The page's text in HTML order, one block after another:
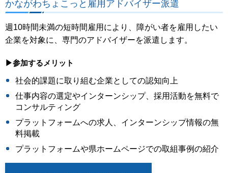
かながわちょこっと雇用アドバイザー派遣
週10時間未満の短時間雇用により、障がい者を雇用したい
企業を対象に、専門のアドバイザーを派遣します。
▶参加するメリット
社会的課題に取り組む企業としての認知向上
仕事内容の選定やインターンシップ、採用活動を無料で
コンサルティング
プラットフォームへの求人、インターンシップ情報の無
料掲載
プラットフォームや県ホームページでの取組事例の紹介